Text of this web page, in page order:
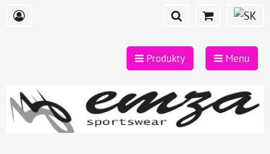
Produkty Menu